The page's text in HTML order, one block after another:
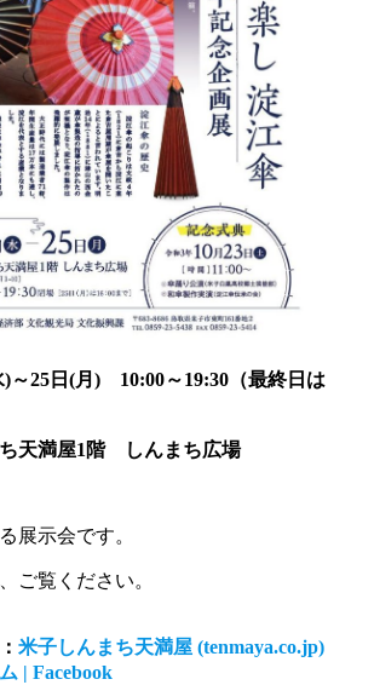
～25日(月) 10:00～19:30（最終日は
天満屋1階 しんまち広場
展示会です。
ご覧ください。
米子しんまち天満屋 (tenmaya.co.jp)
| Facebook